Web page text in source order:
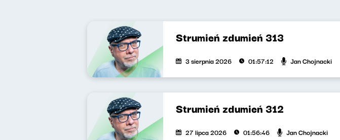
Strumień zdumień 313
3 sierpnia 2026 01:57:12 Jan Chojnacki
Strumień zdumień 312
27 lipca 2026 01:56:46 Jan Chojnacki